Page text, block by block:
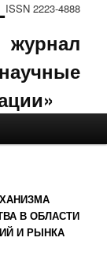
ISSN 2223-4888
В ОБЛАСТИ
И РЫНКА